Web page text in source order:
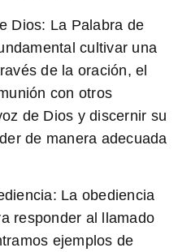
Dios: La Palabra de
cultivar una
de la oración, el
con otros
de Dios y discernir su
de manera adecuada
La obediencia
responder al llamado
ejemplos de